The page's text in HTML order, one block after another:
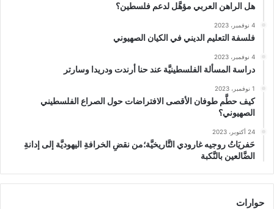
هل الراهن العربي مؤهَّل لدعم فلسطين؟
4 نوفمبر، 2023
فلسفة التعليم الديني في الكيان الصهيوني
4 نوفمبر، 2023
دراسة المسألة الفلسطينيَّة عند حنا أرندت ودريدا وسارتر
1 نوفمبر، 2023
كيف حطَّم طوفان الأقصى الافتراضات حول الصراع الفلسطيني
الصهيوني؟
24 أكتوبر، 2023
حَفريَاتُ روجيه غارودي التَّاريخيَّة؛من نقضِ الخرافةِ اليهوديَّة إلى إدانةِ
الضَّالعين بالنَّكبة
حوارات